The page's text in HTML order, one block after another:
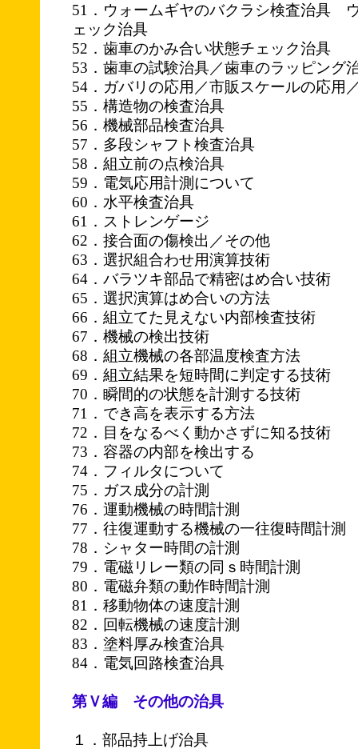
51．ウォームギヤのバクラシ検査治具
ェック治具
52．歯車のかみ合い状態チェック治具
53．歯車の試験治具／歯車のラッピング
54．ガバリの応用／市販スケールの応用
55．構造物の検査治具
56．機械部品検査治具
57．多段シャフト検査治具
58．組立前の点検治具
59．電気応用計測について
60．水平検査治具
61．ストレンゲージ
62．接合面の傷検出／その他
63．選択組合わせ用演算技術
64．バラツキ部品で精密はめ合い技術
65．選択演算はめ合いの方法
66．組立てた見えない内部検査技術
67．機械の検出技術
68．組立機械の各部温度検査方法
69．組立結果を短時間に判定する技術
70．瞬間的の状態を計測する技術
71．でき高を表示する方法
72．目をなるべく動かさずに知る技術
73．容器の内部を検出する
74．フィルタについて
75．ガス成分の計測
76．運動機械の時間計測
77．往復運動する機械の一往復時間計測
78．シャター時間の計測
79．電磁リレー類の同ｓ時間計測
80．電磁弁類の動作時間計測
81．移動物体の速度計測
82．回転機械の速度計測
83．塗料厚み検査治具
84．電気回路検査治具
第Ｖ編 その他の治具
１．部品持上げ治具